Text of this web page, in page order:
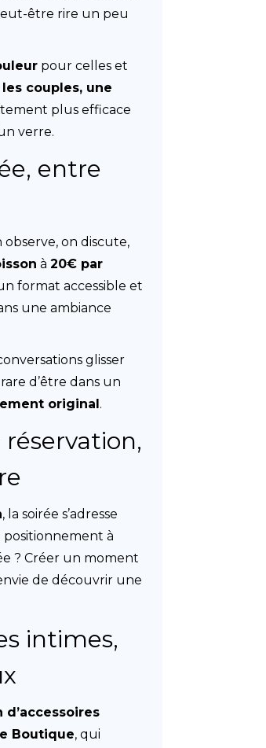
être rire un peu
pour celles et
couples, une
plus efficace
verre.
entre
observe, on discute,
à20€ par
format accessible et
une ambiance
glisser
d’être dans un
original.
, la soirée s’adresse
positionnement à
? Créer un moment
de découvrir une
intimes,
Boutique, qui